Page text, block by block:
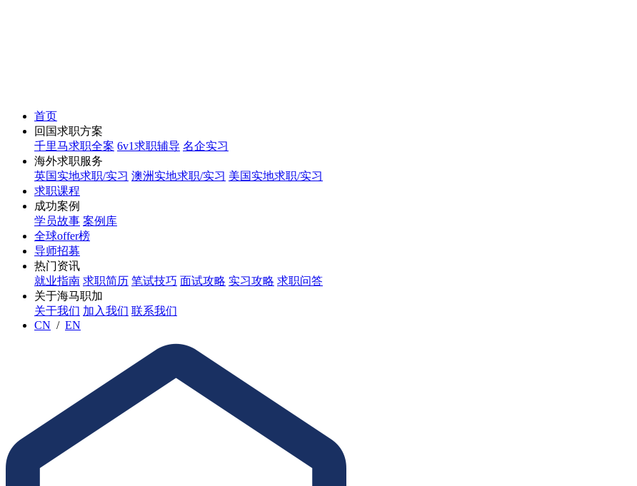
首页
回国求职方案
千里马求职全案 6v1求职辅导 名企实习
海外求职服务
英国实地求职/实习 澳洲实地求职/实习 美国实地求职/实习
求职课程
成功案例
学员故事 案例库
全球offer榜
导师招募
热门资讯
就业指南 求职简历 笔试技巧 面试攻略 实习攻略 求职问答
关于海马职加
关于我们 加入我们 联系我们
CN / EN